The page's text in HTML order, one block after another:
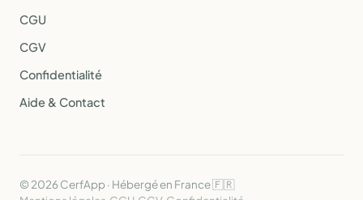
CGU
CGV
Confidentialité
Aide & Contact
© 2026 CerfApp · Hébergé en France 🇫🇷